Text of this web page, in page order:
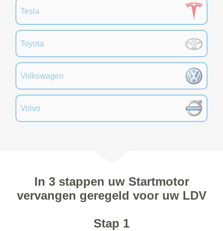
Tesla
Toyota
Volkswagen
Volvo
In 3 stappen uw Startmotor
vervangen geregeld voor uw LDV
Stap 1